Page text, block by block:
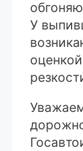
У